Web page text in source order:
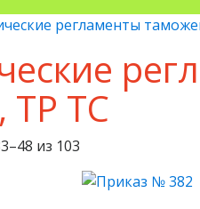
регламенты
ТР ТС
из 103